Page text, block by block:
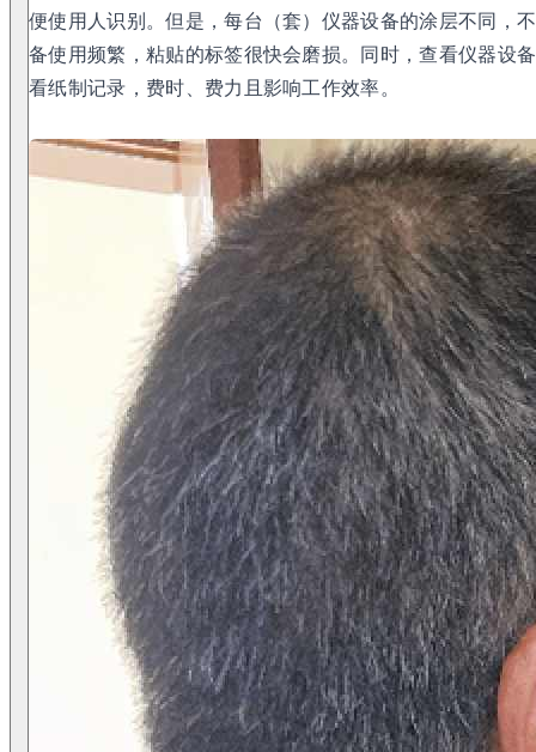
便使用人识别。但是，每台（套）仪器设备的涂层不同，
备使用频繁，粘贴的标签很快会磨损。同时，查看仪器设
看纸制记录，费时、费力且影响工作效率。